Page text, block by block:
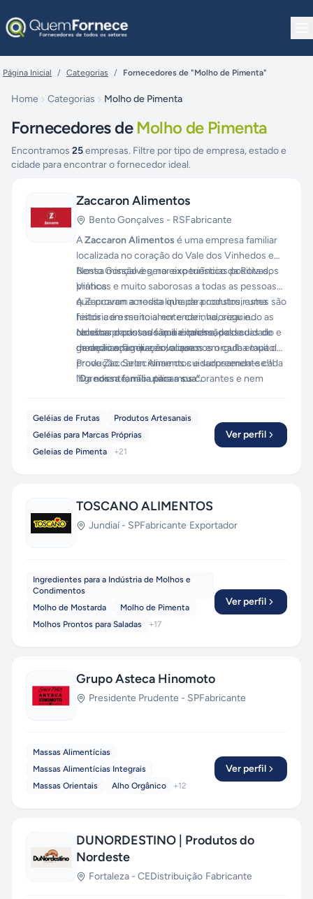
Página Inicial / Categorias / Fornecedores de "Molho de Pimenta"
Home Categorias Molho de Pimenta
Fornecedores de Molho de Pimenta
Encontramos 25empresas. Filtre por tipo de empresa, estado e
cidade para encontrar o fornecedor ideal.
Zaccaron Alimentos
Bento Gonçalves - RSFabricante
AZaccaron Alimentos é uma empresa familiar
localizada no coração do Vale dos Vinhedos em
Bento Gonçalves, no eixo turístico da Rota dos
Vinhos.
Nossa missão é gerar experiências positivas,
práticas e muito saborosas a todas as pessoas
que provam a nossa linha de produtos, estes são
feitos com muito amor e carinho, seguindo as
receitas da nossa família italiana, passadas de
geração em geração, o que nos orgulha muito.
A Zaccaron acredita que para construir uma
história é essencial entender, valorizar e
celebrar o passado que é recheado de
memorias familiares valiosas.
Nossos produtos são a expressão do cuidado e
da dedicação que colocamos em cada etapa de
produção. Selecionamos cuidadosamente cada
ingrediente, não utilizamos corantes e nem
Prove Zaccaron Alimentos e surpreenda-se!!!
“Da nossa família para a sua”.
Geléias de Frutas
Produtos Artesanais
Geléias para Marcas Próprias
Geleias de Pimenta
+21
Ver perfil
TOSCANO ALIMENTOS
Jundiaí- SPFabricante·Exportador
Ingredientes para a Indústria de Molhos e
Condimentos
Molho de Mostarda
Molho de Pimenta
Molhos Prontos para Saladas
+17
Ver perfil
Grupo Asteca Hinomoto
Presidente Prudente - SPFabricante
Massas Alimentícias
Massas Alimentícias Integrais
Massas Orientais
Alho Orgânico +12
Ver perfil
DUNORDESTINO | Produtos do
Nordeste
Fortaleza - CEDistribuição·Fabricante